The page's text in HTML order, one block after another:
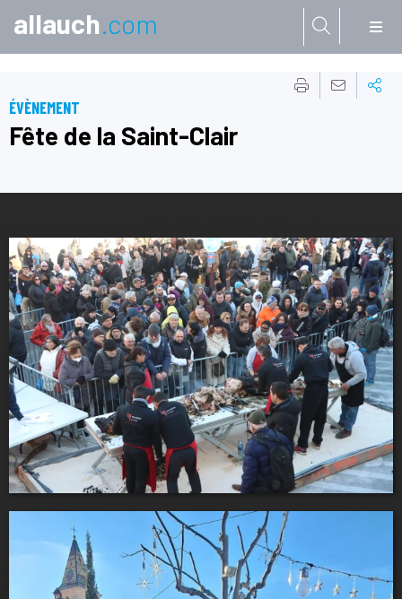
allauch.com
ÉVÈNEMENT
Fête de la Saint-Clair